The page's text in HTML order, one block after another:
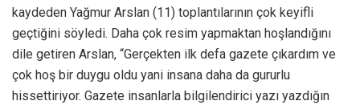
kaydeden Yağmur Arslan (11) toplantılarının çok keyifli
geçtiğini söyledi. Daha çok resim yapmaktan hoşlandığını
dile getiren Arslan, “Gerçekten ilk defa gazete çıkardım ve
çok hoş bir duygu oldu yani insana daha da gururlu
hissettiriyor. Gazete insanlarla bilgilendirici yazı yazdığın